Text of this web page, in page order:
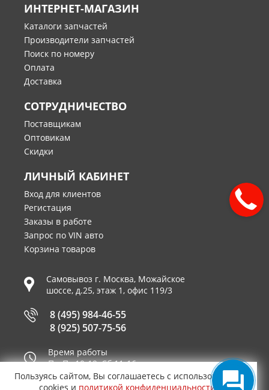
ИНТЕРНЕТ-МАГАЗИН
Каталоги запчастей
Производители запчастей
Поиск по номеру
Оплата
Доставка
СОТРУДНИЧЕСТВО
Поставщикам
Оптовикам
Скидки
ЛИЧНЫЙ КАБИНЕТ
Вход для клиентов
Регистация
Заказы в работе
Запрос по VIN авто
Корзина товаров
Самовывоз г. Москва, Можайское
шоссе, д.25, этаж 1, офис 119/3
8 (495) 984-46-55
8 (925) 507-75-56
Время работы
Пн-Пт 10-19, Сб 11-16
Принимаем к оплате
Пользуясь сайтом, Вы соглашаетесь с использованием
cookies и политикой конфиденциальности